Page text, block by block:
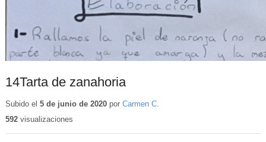
14Tarta de zanahoria
Subido el 5 de junio de 2020por Carmen C.
592visualizaciones